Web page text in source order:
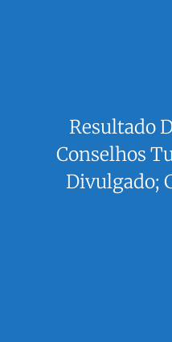
Resultado
Conselhos
Divulgado;